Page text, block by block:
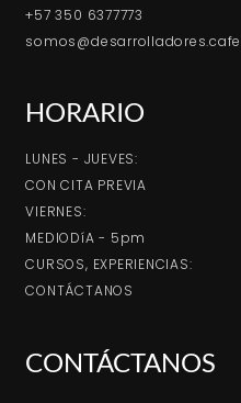
+57 350 6377773
somos@desarrolladores.cafe
HORARIO
LUNES - JUEVES:
CON CITA PREVIA
VIERNES:
MEDIODíA - 5pm
CURSOS, EXPERIENCIAS:
CONTÁCTANOS
CONTÁCTANOS